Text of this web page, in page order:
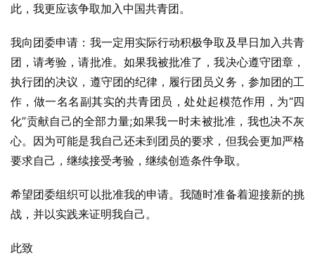
此，我更应该争取加入中国共青团。
我向团委申请：我一定用实际行动积极争取及早日加入共青
团，请考验，请批准。如果我被批准了，我决心遵守团章，
执行团的决议，遵守团的纪律，履行团员义务，参加团的工
作，做一名名副其实的共青团员，处处起模范作用，为“四
化”贡献自己的全部力量;如果我一时未被批准，我也决不灰
心。因为可能是我自己还未到团员的要求，但我会更加严格
要求自己，继续接受考验，继续创造条件争取。
希望团委组织可以批准我的申请。我随时准备着迎接新的挑
战，并以实践来证明我自己。
此致